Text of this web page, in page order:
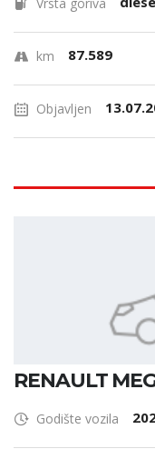
km 87.589
Objavljen
RENAULT
Godište vozila